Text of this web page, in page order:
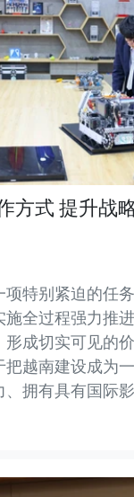
方式 提升战
特别紧迫的任
全过程强力推
成切实可见的
越南建设成为
拥有具有国际